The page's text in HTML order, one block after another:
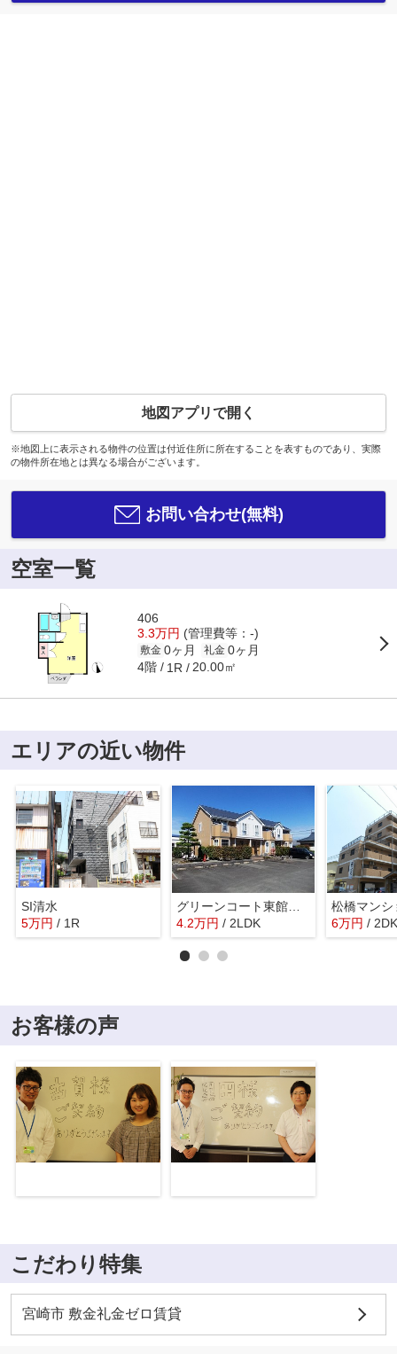
地図アプリで開く
※地図上に表示される物件の位置は付近住所に所在することを表すものであり、実際
の物件所在地とは異なる場合がございます。
お問い合わせ(無料)
空室一覧
406
3.3万円 (管理費等：-)
敷金 0ヶ月 礼金 0ヶ月
4階 1R 20.00㎡
エリアの近い物件
SI清水
5万円 / 1R
グリーンコート東館 Ｄ
4.2万円 / 2LDK
松橋マンシ
6万円 / 2DK
お客様の声
こだわり特集
宮崎市 敷金礼金ゼロ賃貸